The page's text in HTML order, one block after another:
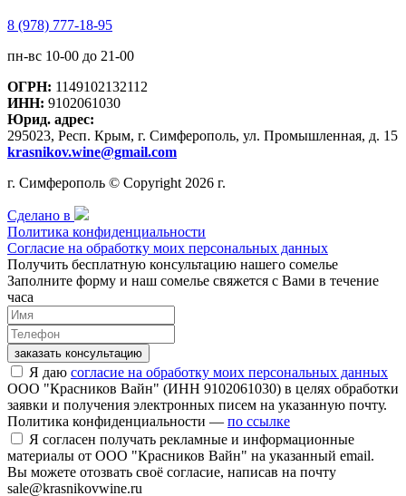
8 (978) 777-18-95
пн-вс 10-00 до 21-00
ОГРН: 1149102132112
ИНН: 9102061030
Юрид. адрес:
295023, Респ. Крым, г. Симферополь, ул. Промышленная, д. 15
krasnikov.wine@gmail.com
г. Симферополь © Copyright 2026 г.
Сделано в
Политика конфиденциальности
Согласие на обработку моих персональных данных
Получить бесплатную консультацию нашего сомелье
Заполните форму и наш сомелье свяжется с Вами в течение
часа
заказать консультацию
Я даю согласие на обработку моих персональных данных
ООО "Красников Вайн" (ИНН 9102061030) в целях обработки
заявки и получения электронных писем на указанную почту.
Политика конфиденциальности — по ссылке
Я согласен получать рекламные и информационные
материалы от ООО "Красников Вайн" на указанный email.
Вы можете отозвать своё согласие, написав на почту
sale@krasnikovwine.ru